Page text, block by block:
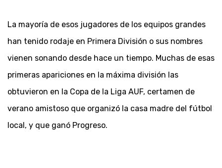
La mayoría de esos jugadores de los equipos grandes
han tenido rodaje en Primera División o sus nombres
vienen sonando desde hace un tiempo. Muchas de esas
primeras apariciones en la máxima división las
obtuvieron en la Copa de la Liga AUF, certamen de
verano amistoso que organizó la casa madre del fútbol
local, y que ganó Progreso.